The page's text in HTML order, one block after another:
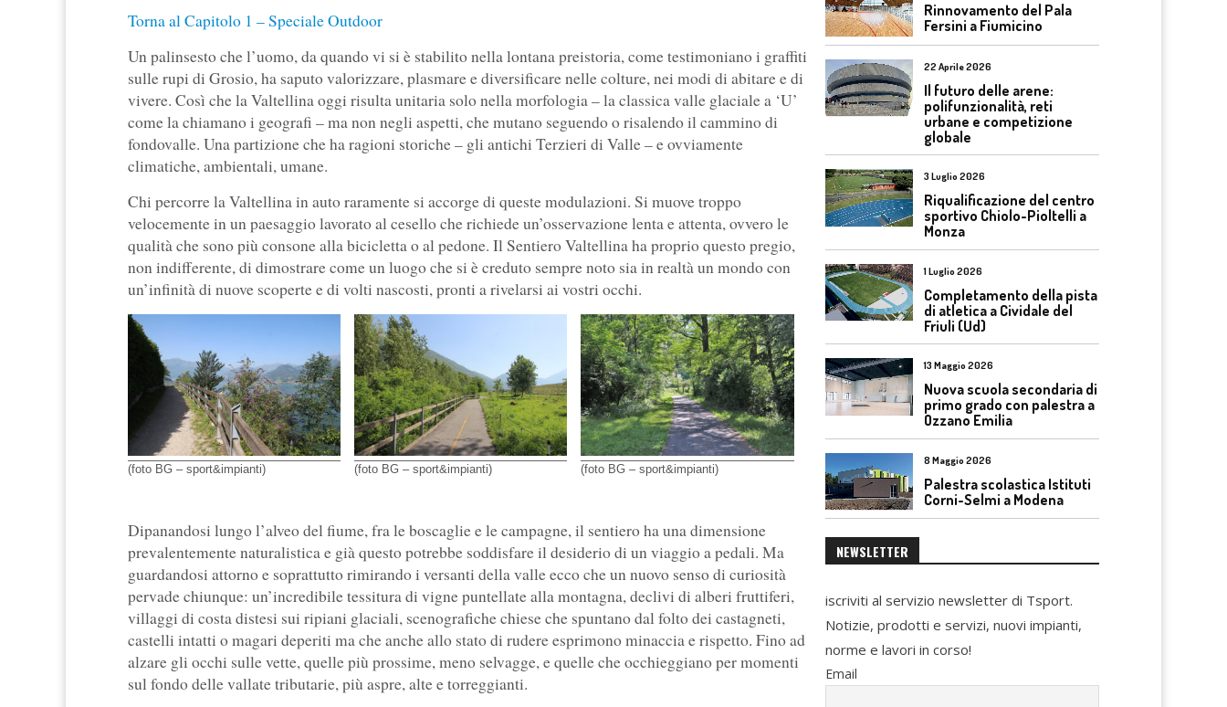
Torna al Capitolo 1 – Speciale Outdoor
Un palinsesto che l’uomo, da quando vi si è stabilito nella lontana preistoria, come testimoniano i graffiti
sulle rupi di Grosio, ha saputo valorizzare, plasmare e diversificare nelle colture, nei modi di abitare e di
vivere. Così che la Valtellina oggi risulta unitaria solo nella morfologia – la classica valle glaciale a ‘U’
come la chiamano i geografi – ma non negli aspetti, che mutano seguendo o risalendo il cammino di
fondovalle. Una partizione che ha ragioni storiche – gli antichi Terzieri di Valle – e ovviamente
climatiche, ambientali, umane.
Chi percorre la Valtellina in auto raramente si accorge di queste modulazioni. Si muove troppo
velocemente in un paesaggio lavorato al cesello che richiede un’osservazione lenta e attenta, ovvero le
qualità che sono più consone alla bicicletta o al pedone. Il Sentiero Valtellina ha proprio questo pregio,
non indifferente, di dimostrare come un luogo che si è creduto sempre noto sia in realtà un mondo con
un’infinità di nuove scoperte e di volti nascosti, pronti a rivelarsi ai vostri occhi.
(foto BG – sport&impianti) (foto BG – sport&impianti) (foto BG – sport&impianti)
Dipanandosi lungo l’alveo del fiume, fra le boscaglie e le campagne, il sentiero ha una dimensione
prevalentemente naturalistica e già questo potrebbe soddisfare il desiderio di un viaggio a pedali. Ma
guardandosi attorno e soprattutto rimirando i versanti della valle ecco che un nuovo senso di curiosità
pervade chiunque: un’incredibile tessitura di vigne puntellate alla montagna, declivi di alberi fruttiferi,
villaggi di costa distesi sui ripiani glaciali, scenografiche chiese che spuntano dal folto dei castagneti,
castelli intatti o magari deperiti ma che anche allo stato di rudere esprimono minaccia e rispetto. Fino ad
alzare gli occhi sulle vette, quelle più prossime, meno selvagge, e quelle che occhieggiano per momenti
sul fondo delle vallate tributarie, più aspre, alte e torreggianti.
Rinnovamento del Pala
Fersini a Fiumicino
22 Aprile 2026
Il futuro delle arene:
polifunzionalità, reti
urbane e competizione
globale
3 Luglio 2026
Riqualificazione del centro
sportivo Chiolo-Pioltelli a
Monza
1 Luglio 2026
Completamento della pista
di atletica a Cividale del
Friuli (Ud)
13 Maggio 2026
Nuova scuola secondaria di
primo grado con palestra a
Ozzano Emilia
8 Maggio 2026
Palestra scolastica Istituti
Corni-Selmi a Modena
NEWSLETTER
iscriviti al servizio newsletter di Tsport.
Notizie, prodotti e servizi, nuovi impianti,
norme e lavori in corso!
Email